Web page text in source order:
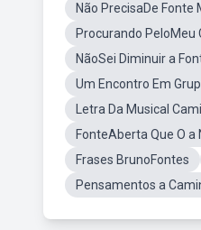
Não PrecisaDe Fonte
Procurando PeloMeu
NãoSei Diminuir a
Um Encontro Em
Letra Da Musical
FonteAberta Que O a
Frases BrunoFontes
Pensamentos a